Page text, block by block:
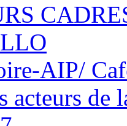
AIP/
acteurs de